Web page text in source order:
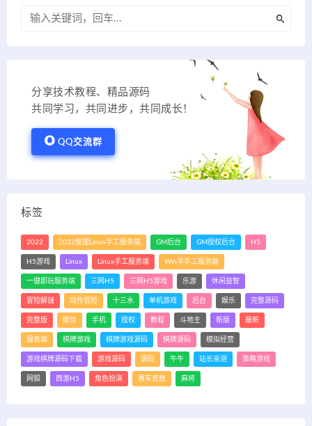
分享技术教程、精品源码
共同学习，共同进步，共同成长！
QQ交流群
标签
2022 2022整理Linux手工服务端 GM后台 GM授权后台 H5
H5游戏 Linux Linux手工服务端 Win半手工服务端
一键即玩服务端 三网H5 三网H5游戏 乐游 休闲益智
冒险解谜 动作冒险 十三水 单机游戏 后台 娱乐 完整源码
完整版 微信 手机 授权 教程 斗地主 新版 最新
服务端 棋牌游戏 棋牌游戏源码 棋牌源码 模拟经营
游戏棋牌源码下载 游戏源码 源码 牛牛 站长亲测 策略游戏
网狐 西游H5 角色扮演 赛车竞技 麻将